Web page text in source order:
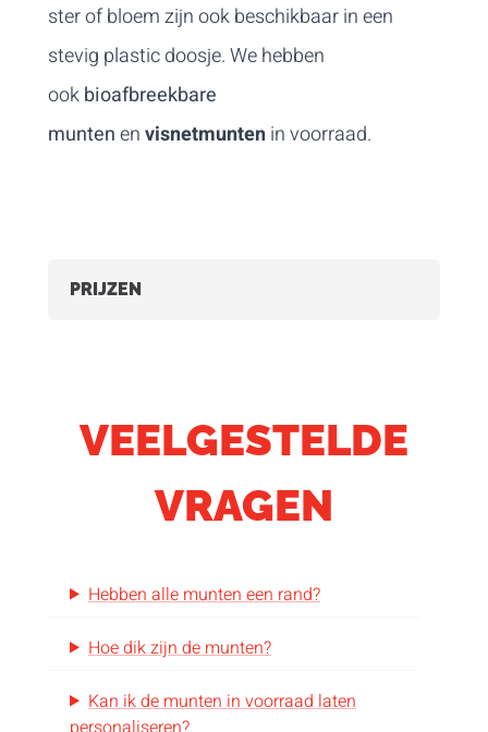
ster of bloem zijn ook beschikbaar in een
stevig plastic doosje. We hebben
ookbioafbreekbare
muntenenvisnetmuntenin voorraad.
PRIJZEN
VEELGESTELDE
VRAGEN
Hebben alle munten een rand?
Hoe dik zijn de munten?
Kan ik de munten in voorraad laten